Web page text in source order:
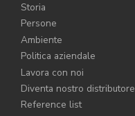
Storia
Persone
Ambiente
Politica aziendale
Lavora con noi
Diventa nostro distributore
Reference list